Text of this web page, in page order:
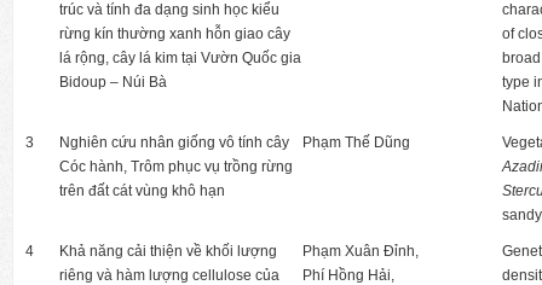
trúc và tính đa dạng sinh học kiểu
rừng kín thường xanh hỗn giao cây
lá rộng, cây lá kim tại Vườn Quốc gia
Bidoup – Núi Bà
of
type
3
Nghiên cứu nhân giống vô tính cây
Cóc hành, Trôm phục vụ trồng rừng
trên đất cát vùng khô hạn
Phạm Thế Dũng
4
Khả năng cải thiện về khối lượng
riêng và hàm lượng cellulose của
Phạm Xuân Đỉnh,
Phí Hồng Hải,